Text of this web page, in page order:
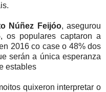
Núñez Feijóo, asegurou
os populares captaron a
2016 co case o 48% dos
serán a única esperanza
estables
quixeron interpretar o